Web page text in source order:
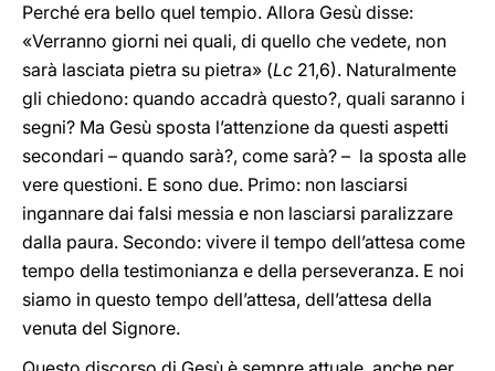
Perché era bello quel tempio. Allora Gesù disse:
«Verranno giorni nei quali, di quello che vedete, non
sarà lasciata pietra su pietra» (Lc 21,6). Naturalmente
gli chiedono: quando accadrà questo?, quali saranno i
segni? Ma Gesù sposta l’attenzione da questi aspetti
secondari – quando sarà?, come sarà? – la sposta alle
vere questioni. E sono due. Primo: non lasciarsi
ingannare dai falsi messia e non lasciarsi paralizzare
dalla paura. Secondo: vivere il tempo dell’attesa come
tempo della testimonianza e della perseveranza. E noi
siamo in questo tempo dell’attesa, dell’attesa della
venuta del Signore.